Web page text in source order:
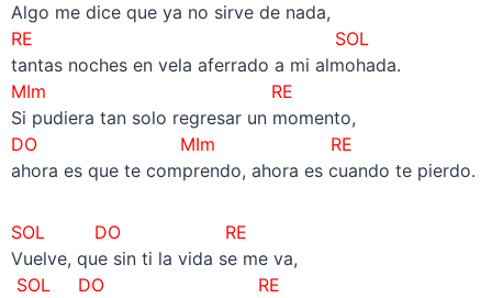
Algo me dice que ya no sirve de nada,
RE SOL
tantas noches en vela aferrado a mi almohada.
MIm RE
Si pudiera tan solo regresar un momento,
DO MIm RE
ahora es que te comprendo, ahora es cuando te pierdo.
SOL DO RE
Vuelve, que sin ti la vida se me va,
SOL DO RE